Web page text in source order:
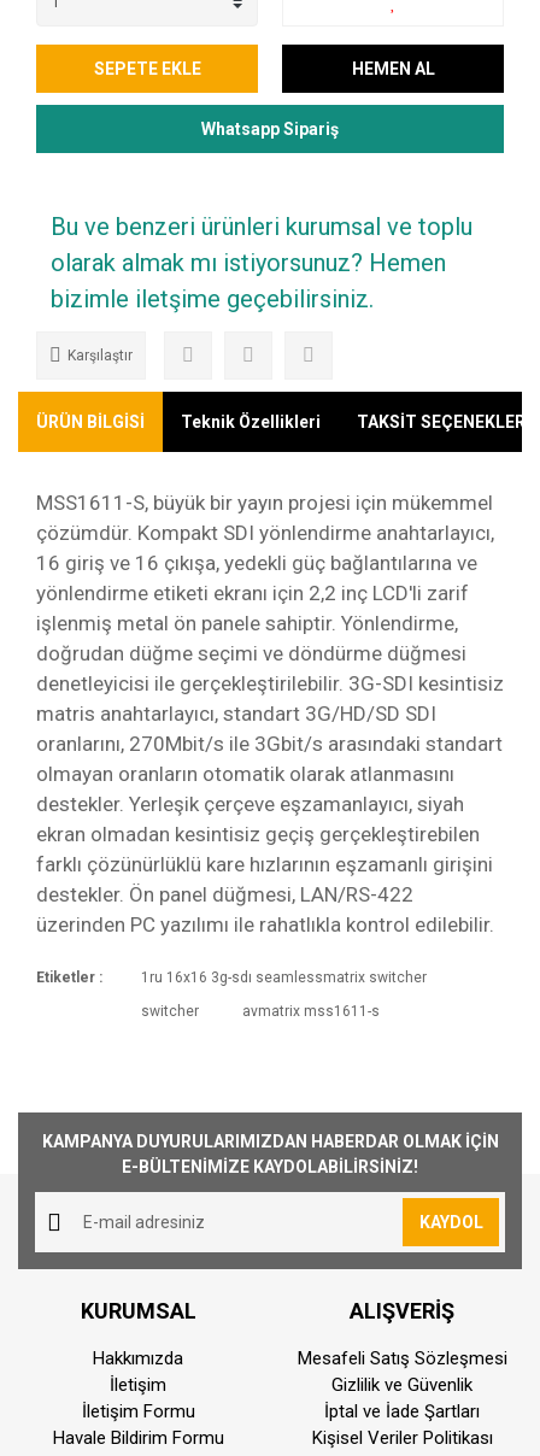
SEPETE EKLE HEMEN AL
Whatsapp Sipariş
Bu ve benzeri ürünleri kurumsal ve toplu
olarak almak mı istiyorsunuz? Hemen
bizimle iletşime geçebilirsiniz.
Karşılaştır
ÜRÜN BİLGİSİ Teknik Özellikleri TAKSİT SEÇENEKLERİ
MSS1611-S, büyük bir yayın projesi için mükemmel
çözümdür. Kompakt SDI yönlendirme anahtarlayıcı,
16 giriş ve 16 çıkışa, yedekli güç bağlantılarına ve
yönlendirme etiketi ekranı için 2,2 inç LCD'li zarif
işlenmiş metal ön panele sahiptir. Yönlendirme,
doğrudan düğme seçimi ve döndürme düğmesi
denetleyicisi ile gerçekleştirilebilir. 3G-SDI kesintisiz
matris anahtarlayıcı, standart 3G/HD/SD SDI
oranlarını, 270Mbit/s ile 3Gbit/s arasındaki standart
olmayan oranların otomatik olarak atlanmasını
destekler. Yerleşik çerçeve eşzamanlayıcı, siyah
ekran olmadan kesintisiz geçiş gerçekleştirebilen
farklı çözünürlüklü kare hızlarının eşzamanlı girişini
destekler. Ön panel düğmesi, LAN/RS-422
üzerinden PC yazılımı ile rahatlıkla kontrol edilebilir.
1000₺ Üstü siparişlerin tümü Türkiye'nin her
yerine ücretsiz olarak gönderilmektedir. 1000₺
altında kalan siparişler için 30₺ kargo ücreti
alınmaktadır.
Saat 15:00'a kadar vermiş olduğunuz sipariş
aynı günde kargoya teslim edilmektedir.
Teslimat süresi bulunmuş olduğunuz konuma
göre farklılık gösterebilmektedir. Saat
15:00'dan sonra vermiş olduğunuz siparişler
Etiketler :
1ru 16x16 3g-sdı seamlessmatrix switcher
switcher
avmatrix mss1611-s
KAMPANYA DUYURULARIMIZDAN HABERDAR OLMAK İÇİN
E-BÜLTENİMİZE KAYDOLABİLİRSİNİZ!
KAYDOL
KURUMSAL
Hakkımızda
İletişim
İletişim Formu
Havale Bildirim Formu
ALIŞVERİŞ
Mesafeli Satış Sözleşmesi
Gizlilik ve Güvenlik
İptal ve İade Şartları
Kişisel Veriler Politikası